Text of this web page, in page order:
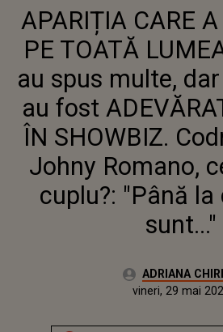
TOATĂ
SPUS
SHOWBIZ.
JOHNY
CUPLU?:
SUNT..."
APARIȚIA CARE
PE TOATĂ
au spus multe,
au fost
ÎN SHOWBIZ.
Johny Romano,
cuplu?: "Până
sunt..."
Autor:ADRIANA
Actualizat:
vineri, 29 mai